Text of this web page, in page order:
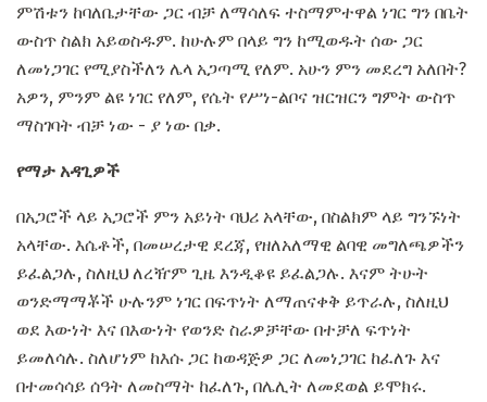
ምሽቱን ከባለቤታቸው ጋር ብቻ ለማሳለፍ ተስማምተዋል ነገር ግን በቤት
ውስጥ ስልክ አይወስዱም. ከሁሉም በላይ ግን ከሚወዱት ሰው ጋር
ለመነጋገር የሚያስችለን ሌላ አጋጣሚ የለም. አሁን ምን መደረግ አለበት?
አዎን, ምንም ልዩ ነገር የለም, የሴት የሥነ-ልቦና ዝርዝርን ግምት ውስጥ
ማስገባት ብቻ ነው - ያ ነው በቃ.
የማታ አዳጊዎች
በአጋሮች ላይ አጋሮች ምን አይነት ባህሪ አላቸው, በስልክም ላይ ግንኙነት
አላቸው. እሴቶች, በመሠረታዊ ደረጃ, የዘለአለማዊ ልባዊ መግለጫዎችን
ይፈልጋሉ, ስለዚህ ለረዥም ጊዜ እንዲቆዩ ይፈልጋሉ. እናም ትሁት
ወንድማማቾች ሁሉንም ነገር በፍጥነት ለማጠናቀቅ ይጥራሉ, ስለዚህ
ወደ እውነት እና በእውነት የወንድ ስራዎቻቸው በተቻለ ፍጥነት
ይመለሳሉ. ስለሆነም ከእሱ ጋር ከወዳጅዎ ጋር ለመነጋገር ከፈለጉ እና
በተመሳሳይ ሰዓት ለመስማት ከፈለጉ, በሌሊት ለመደወል ይሞክሩ.